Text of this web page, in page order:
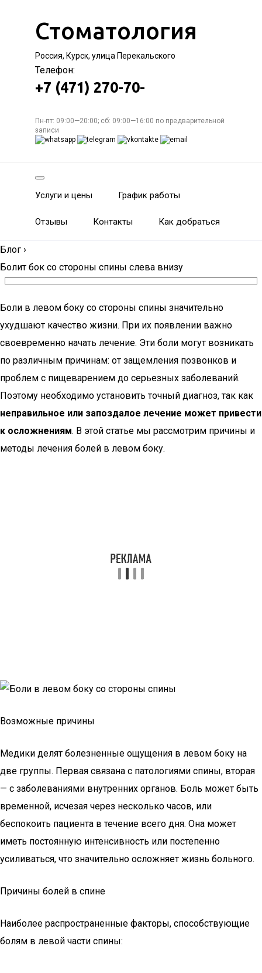
Стоматология
Россия, Курск, улица Перекальского
Телефон:
+7 (471) 270-70-
Пн-пт: 09:00—20:00; сб: 09:00—16:00 по предварительной
записи
Услуги и цены График работы
Отзывы Контакты Как добраться
Блог ›
Болит бок со стороны спины слева внизу
Боли в левом боку со стороны спины значительно
ухудшают качество жизни. При их появлении важно
своевременно начать лечение. Эти боли могут возникать
по различным причинам: от защемления позвонков и
проблем с пищеварением до серьезных заболеваний.
Поэтому необходимо установить точный диагноз, так как
неправильное или запоздалое лечение может привести
к осложнениям. В этой статье мы рассмотрим причины и
методы лечения болей в левом боку.
Возможные причины
Медики делят болезненные ощущения в левом боку на
две группы. Первая связана с патологиями спины, вторая
— с заболеваниями внутренних органов. Боль может быть
временной, исчезая через несколько часов, или
беспокоить пациента в течение всего дня. Она может
иметь постоянную интенсивность или постепенно
усиливаться, что значительно осложняет жизнь больного.
Причины болей в спине
Наиболее распространенные факторы, способствующие
болям в левой части спины: